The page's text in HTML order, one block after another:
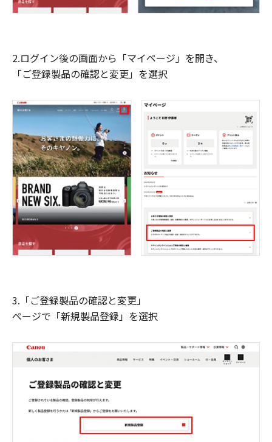
2.ログイン後の画面から「マイページ」を開き、
「ご登録製品の確認と変更」を選択
3.「ご登録製品の確認と変更」
ページで「新規製品登録」を選択